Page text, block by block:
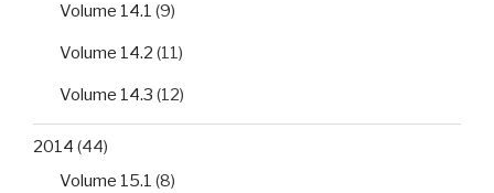
Volume 14.1 (9)
Volume 14.2 (11)
Volume 14.3 (12)
2014 (44)
Volume 15.1 (8)